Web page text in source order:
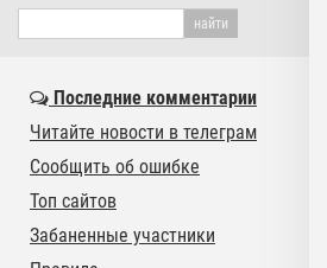
Последние комментарии
Читайте новости в телеграм
Сообщить об ошибке
Топ сайтов
Забаненные участники